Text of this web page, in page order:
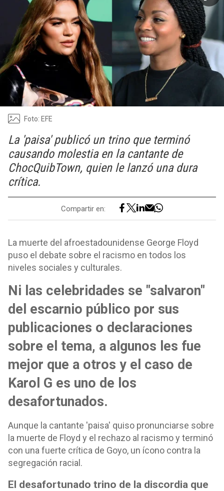
Foto: EFE
La 'paisa' publicó un trino que terminó
causando molestia en la cantante de
ChocQuibTown, quien le lanzó una dura
crítica.
Compartir en:
La muerte del afroestadounidense George Floyd
puso el debate sobre el racismo en todos los
niveles sociales y culturales.
Ni las celebridades se "salvaron"
del escarnio público por sus
publicaciones o declaraciones
sobre el tema, a algunos les fue
mejor que a otros y el caso de
Karol G es uno de los
desafortunados.
Aunque la cantante 'paisa' quiso pronunciarse sobre
la muerte de Floyd y el rechazo al racismo y terminó
con una fuerte crítica de Goyo, un ícono contra la
segregación racial.
El desafortunado trino de la discordia que